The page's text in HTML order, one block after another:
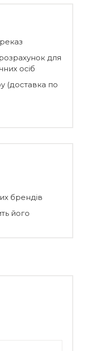
для
осіб
(доставка по
брендів
його